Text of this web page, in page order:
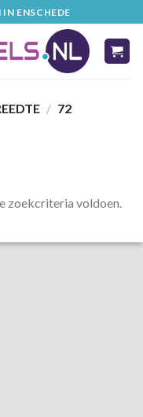
ENSCHEDE
/ 72
zoekcriteria voldoen.